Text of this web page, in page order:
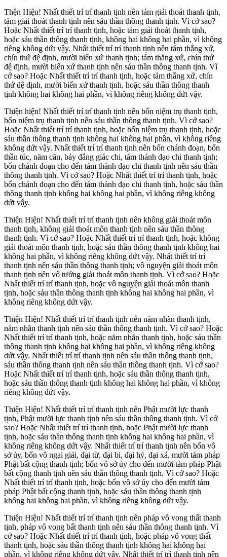
Thện Hiện! Nhất thiết trí trí thanh tịnh nên tám giải thoát thanh tịnh,
tám giải thoát thanh tịnh nên sáu thần thông thanh tịnh. Vì cớ sao?
Hoặc Nhất thiết trí trí thanh tịnh, hoặc tám giải thoát thanh tịnh,
hoặc sáu thần thông thanh tịnh, không hai không hai phần, vì không
riêng không dứt vậy. Nhất thiết trí trí thanh tịnh nên tám thắng xứ,
chín thứ đệ định, mười biến xứ thanh tịnh; tám thắng xứ, chín thứ
đệ định, mười biến xứ thanh tịnh nên sáu thần thông thanh tịnh. Vì
cớ sao? Hoặc Nhất thiết trí trí thanh tịnh, hoặc tám thắng xứ, chín
thứ đệ định, mười biến xứ thanh tịnh, hoặc sáu thần thông thanh
tịnh không hai không hai phần, vì không riêng không dứt vậy.
Thiện hiện! Nhất thiết trí trí thanh tịnh nên bốn niệm trụ thanh tịnh,
bốn niệm trụ thanh tịnh nên sáu thần thông thanh tịnh. Vì cớ sao?
Hoặc Nhất thiết trí trí thanh tịnh, hoặc bốn niệm trụ thanh tịnh, hoặc
sáu thần thông thanh tịnh không hai không hai phần, vì không riêng
không dứt vậy. Nhất thiết trí trí thanh tịnh nên bốn chánh đoạn, bốn
thần túc, năm căn, bảy đẳng giác chi, tám thánh đạo chi thanh tịnh;
bốn chánh đoạn cho đến tám thánh đạo chi thanh tịnh nên sáu thần
thông thanh tịnh. Vì cớ sao? Hoặc Nhất thiết trí trí thanh tịnh, hoặc
bốn chánh đoạn cho đến tám thánh đạo chi thanh tịnh, hoặc sáu thần
thông thanh tịnh không hai không hai phần, vì không riêng không
dứt vậy.
Thiện Hiện! Nhất thiết trí trí thanh tịnh nên không giải thoát môn
thanh tịnh, không giải thoát môn thanh tịnh nên sáu thần thông
thanh tịnh. Vì cớ sao? Hoặc Nhất thiết trí trí thanh tịnh, hoặc không
giải thoát môn thanh tịnh, hoặc sáu thần thông thanh tịnh không hai
không hai phần, vì không riêng không dứt vậy. Nhất thiết trí trí
thanh tịnh nên sáu thần thông thanh tịnh; vô nguyện giải thoát môn
thanh tịnh nên vô tướng giải thoát môn thanh tịnh. Vì cớ sao? Hoặc
Nhất thiết trí trí thanh tịnh, hoặc vô nguyện giải thoát môn thanh
tịnh, hoặc sáu thần thông thanh tịnh không hai không hai phần, vì
không riêng không dứt vậy.
Thiện Hiện! Nhất thiết trí trí thanh tịnh nên năm nhãn thanh tịnh,
năm nhãn thanh tịnh nên sáu thần thông thanh tịnh. Vì cớ sao? Hoặc
Nhất thiết trí trí thanh tịnh, hoặc năm nhãn thanh tịnh, hoặc sáu thần
thông thanh tịnh không hai không hai phần, vì không riêng không
dứt vậy. Nhất thiết trí trí thanh tịnh nên sáu thần thông thanh tịnh,
sáu thần thông thanh tịnh nên sáu thần thông thanh tịnh. Vì cớ sao?
Hoặc Nhất thiết trí trí thanh tịnh, hoặc sáu thần thông thanh tịnh,
hoặc sáu thần thông thanh tịnh không hai không hai phần, vì không
riêng không dứt vậy.
Thiện Hiện! Nhất thiết trí trí thanh tịnh nên Phật mười lực thanh
tịnh, Phật mười lực thanh tịnh nên sáu thần thông thanh tịnh. Vì cớ
sao? Hoặc Nhất thiết trí trí thanh tịnh, hoặc Phật mười lực thanh
tịnh, hoặc sáu thần thông thanh tịnh không hai không hai phần, vì
không riêng không dứt vậy. Nhất thiết trí trí thanh tịnh nên bốn vô
sở úy, bốn vô ngại giải, đại từ, đại bi, đại hỷ, đại xả, mười tám pháp
Phật bất cộng thanh tịnh; bốn vô sở úy cho đến mười tám pháp Phật
bất cộng thanh tịnh nên sáu thần thông thanh tịnh. Vì cớ sao? Hoặc
Nhất thiết trí trí thanh tịnh, hoặc bốn vô sở úy cho đến mười tám
pháp Phật bất cộng thanh tịnh, hoặc sáu thần thông thanh tịnh
không hai không hai phần, vì không riêng không dứt vậy.
Thiện Hiện! Nhất thiết trí trí thanh tịnh nên pháp vô vong thất thanh
tịnh, pháp vô vong bất thanh tịnh nên sáu thần thông thanh tịnh. Vì
cớ sao? Hoặc Nhất thiết trí trí thanh tịnh, hoặc pháp vô vong thất
thanh tịnh, hoặc sáu thần thông thanh tịnh không hai không hai
phần, vì không riêng không dứt vậy. Nhất thiết trí trí thanh tịnh nên